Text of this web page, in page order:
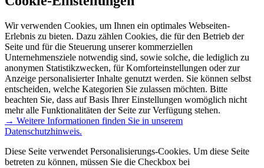
Wir verwenden Cookies, um Ihnen ein optimales Webseiten-
Erlebnis zu bieten. Dazu zählen Cookies, die für den Betrieb der
Seite und für die Steuerung unserer kommerziellen
Unternehmensziele notwendig sind, sowie solche, die lediglich zu
anonymen Statistikzwecken, für Komforteinstellungen oder zur
Anzeige personalisierter Inhalte genutzt werden. Sie können selbst
entscheiden, welche Kategorien Sie zulassen möchten. Bitte
beachten Sie, dass auf Basis Ihrer Einstellungen womöglich nicht
mehr alle Funktionalitäten der Seite zur Verfügung stehen.
→ Weitere Informationen finden Sie in unserem
Datenschutzhinweis.
Diese Seite verwendet Personalisierungs-Cookies. Um diese Seite
betreten zu können, müssen Sie die Checkbox bei